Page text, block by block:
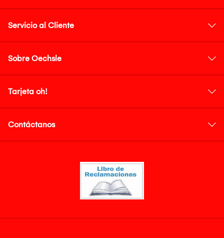
Servicio al Cliente
Sobre Oechsle
Tarjeta oh!
Contáctanos